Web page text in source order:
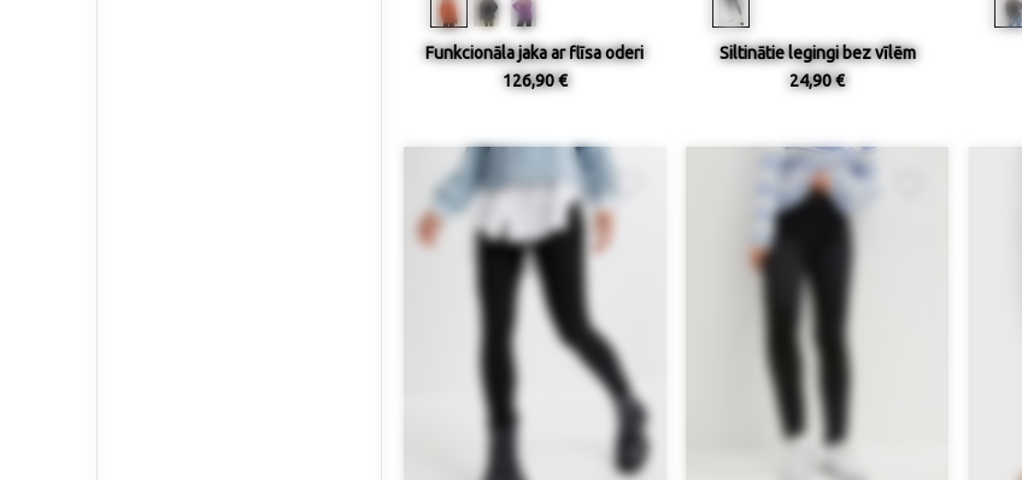
Funkcionāla jaka ar flīsa oderi
126,90 €
Siltinātie legingi bez vīlēm
24,90 €